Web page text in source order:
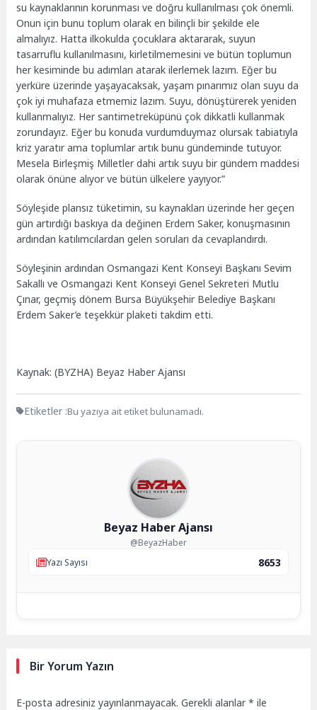
su kaynaklarının korunması ve doğru kullanılması çok önemli.
Onun için bunu toplum olarak en bilinçli bir şekilde ele
almalıyız. Hatta ilkokulda çocuklara aktararak, suyun
tasarruflu kullanılmasını, kirletilmemesini ve bütün toplumun
her kesiminde bu adımları atarak ilerlemek lazım. Eğer bu
yerküre üzerinde yaşayacaksak, yaşam pınarımız olan suyu da
çok iyi muhafaza etmemiz lazım. Suyu, dönüştürerek yeniden
kullanmalıyız. Her santimetreküpünü çok dikkatli kullanmak
zorundayız. Eğer bu konuda vurdumduymaz olursak tabiatıyla
kriz yaratır ama toplumlar artık bunu gündeminde tutuyor.
Mesela Birleşmiş Milletler dahi artık suyu bir gündem maddesi
olarak önüne alıyor ve bütün ülkelere yayıyor.”
Söyleşide plansız tüketimin, su kaynakları üzerinde her geçen
gün artırdığı baskıya da değinen Erdem Saker, konuşmasının
ardından katılımcılardan gelen soruları da cevaplandırdı.
Söyleşinin ardından Osmangazi Kent Konseyi Başkanı Sevim
Sakallı ve Osmangazi Kent Konseyi Genel Sekreteri Mutlu
Çınar, geçmiş dönem Bursa Büyükşehir Belediye Başkanı
Erdem Saker’e teşekkür plaketi takdim etti.
Kaynak: (BYZHA) Beyaz Haber Ajansı
Etiketler :Bu yazıya ait etiket bulunamadı.
Beyaz Haber Ajansı
@BeyazHaber
Yazı Sayısı
8653
Bir Yorum Yazın
E-posta adresiniz yayınlanmayacak. Gerekli alanlar* ile